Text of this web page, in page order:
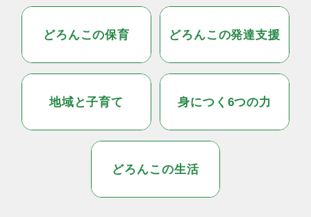
どろんこの保育 どろんこの発達支援
地域と子育て 身につく6つの力
どろんこの生活